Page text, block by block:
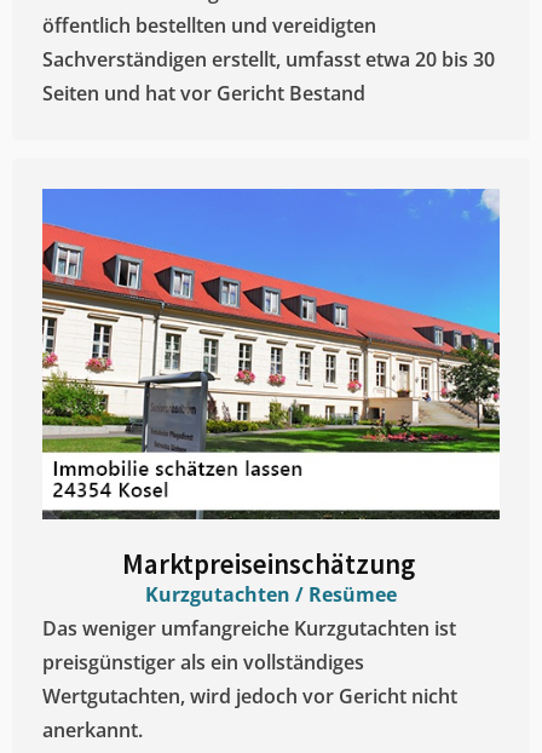
öffentlich bestellten und vereidigten
Sachverständigen erstellt, umfasst etwa 20 bis 30
Seiten und hat vor Gericht Bestand
Marktpreiseinschätzung ​
Kurzgutachten / Resümee
Das weniger umfangreiche Kurzgutachten ist
preisgünstiger als ein vollständiges
Wertgutachten, wird jedoch vor Gericht nicht
anerkannt.